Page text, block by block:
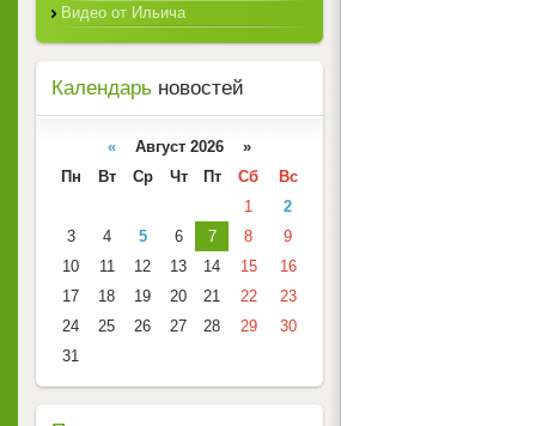
Видео от Ильича
Календарь новостей
« Август 2026 »
Пн
Вт Ср Чт Пт Сб
Вс
1
2
3
4 5 6 7 8
9
10
11 12 13 14 15
16
17
18 19 20 21 22
23
24
25 26 27 28 29
30
31